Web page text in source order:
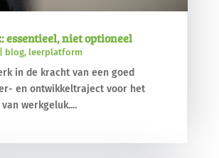
essentieel, niet optioneel
blog, leerplatform
in de kracht van een goed
en ontwikkeltraject voor het
werkgeluk....